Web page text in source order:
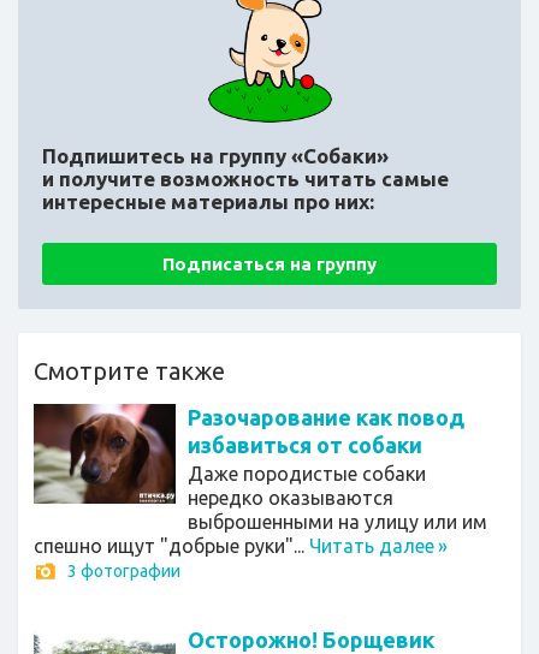
Подпишитесь на группу «Собаки»
и получите возможность читать самые
интересные материалы про них:
Подписаться на группу
Смотрите также
Разочарование как повод
избавиться от собаки
Даже породистые собаки
нередко оказываются
выброшенными на улицу или им
спешно ищут "добрые руки"... Читать далее»
3 фотографии
Осторожно! Борщевик